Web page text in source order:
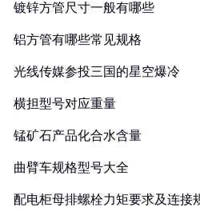
镀锌方管尺寸一般有哪些
铝方管有哪些常见规格
光线传媒参投三国的星空爆冷
横担型号对应重量
锰矿石产品化合水含量
曲臂车规格型号大全
配电柜母排螺栓力矩要求及连接